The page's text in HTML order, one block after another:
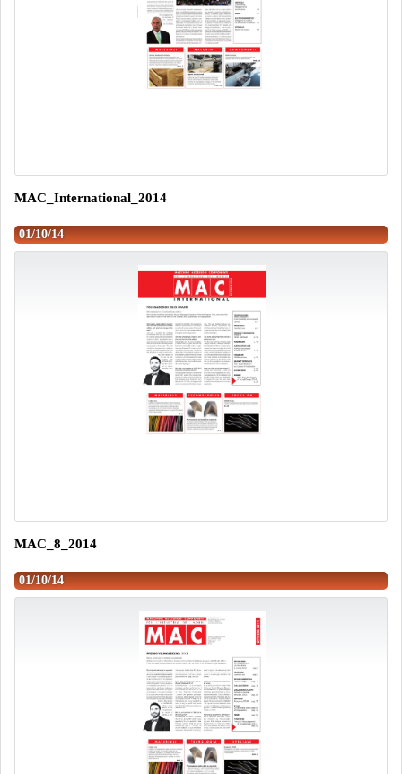
MAC_International_2014
01/10/14
MAC_8_2014
01/10/14